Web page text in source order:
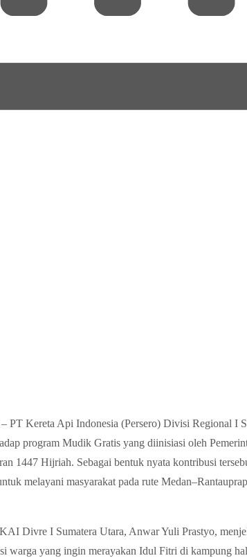
PT Kereta Api Indonesia (Persero) Divisi Regional I
program Mudik Gratis yang diinisiasi oleh
1447 Hijriah. Sebagai bentuk nyata kontribusi
melayani masyarakat pada rute
Divre I Sumatera Utara, Anwar Yuli Prastyo,
warga yang ingin merayakan Idul Fitri di kampung